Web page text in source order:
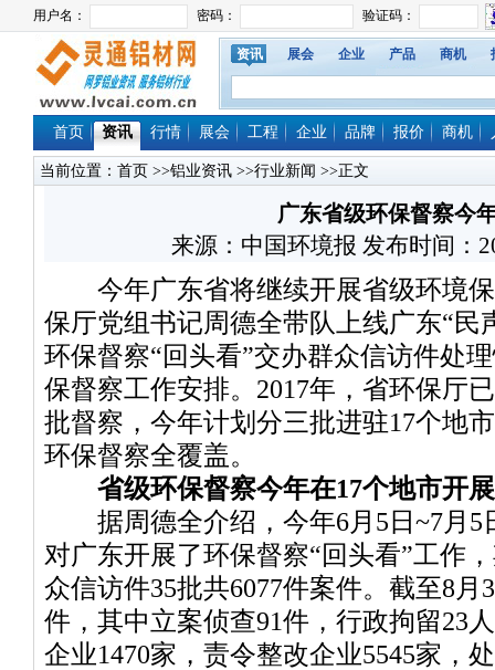
资讯 展会 企业 产品 商机
首页 资讯 行情 展会 工程 企业 品牌 报价 商机
当前位置： 首页 >>铝业资讯 >>行业新闻 >>正文
广东省级环保督察今
来源：中国环境报 发布时间：
今年广东省将继续开展省级环境保
保厅党组书记周德全带队上线广东“民
环保督察“回头看”交办群众信访件处
保督察工作安排。2017年，省环保厅
批督察，今年计划分三批进驻17个地
环保督察全覆盖。
省级环保督察今年在17个地市开展
据周德全介绍，今年6月5日~7月5
对广东开展了环保督察“回头看”工作
众信访件35批共6077件案件。截至8月
件，其中立案侦查91件，行政拘留23
企业1470家，责令整改企业5545家，